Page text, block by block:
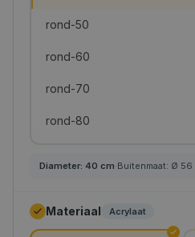
rond-50
rond-60
rond-70
rond-80
rond-120
Diameter: 40 cm·Buitenmaat: Ø 56
Materiaal Acrylaat